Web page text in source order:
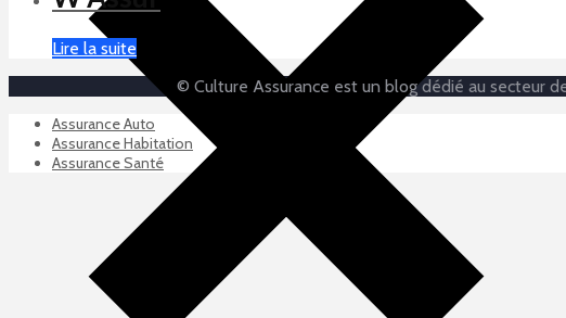
Lire la suite
© Culture Assurance est un blog dédié au secteur
Assurance Auto
Assurance Habitation
Assurance Santé